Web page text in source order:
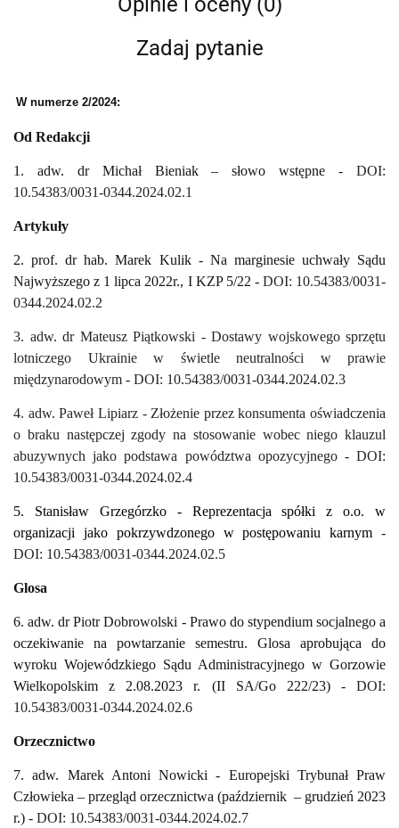
Zadaj pytanie
W numerze 2/2024:
Od Redakcji
1. adw. dr Michał Bieniak – słowo wstępne - DOI:
10.54383/0031-0344.2024.02.1
Artykuły
2. prof. dr hab. Marek Kulik - Na marginesie uchwały Sądu
Najwyższego z 1 lipca 2022r., I KZP 5/22 - DOI: 10.54383/0031-
0344.2024.02.2
3. adw. dr Mateusz Piątkowski - Dostawy wojskowego sprzętu
lotniczego Ukrainie w świetle neutralności w prawie
międzynarodowym - DOI: 10.54383/0031-0344.2024.02.3
4. adw. Paweł Lipiarz - Złożenie przez konsumenta oświadczenia
o braku następczej zgody na stosowanie wobec niego klauzul
abuzywnych jako podstawa powództwa opozycyjnego -DOI:
10.54383/0031-0344.2024.02.4
5. Stanisław Grzegórzko - Reprezentacja spółki z o.o. w
organizacji jako pokrzywdzonego w postępowaniu karnym -
DOI: 10.54383/0031-0344.2024.02.5
Glosa
6. adw. dr Piotr Dobrowolski - Prawo do stypendium socjalnego a
oczekiwanie na powtarzanie semestru. Glosa aprobująca do
wyroku Wojewódzkiego Sądu Administracyjnego w Gorzowie
Wielkopolskim z 2.08.2023 r. (II SA/Go 222/23) - DOI:
10.54383/0031-0344.2024.02.6
Orzecznictwo
7. adw. Marek Antoni Nowicki - Europejski Trybunał Praw
Człowieka – przegląd orzecznictwa (październik – grudzień 2023
r.) - DOI: 10.54383/0031-0344.2024.02.7